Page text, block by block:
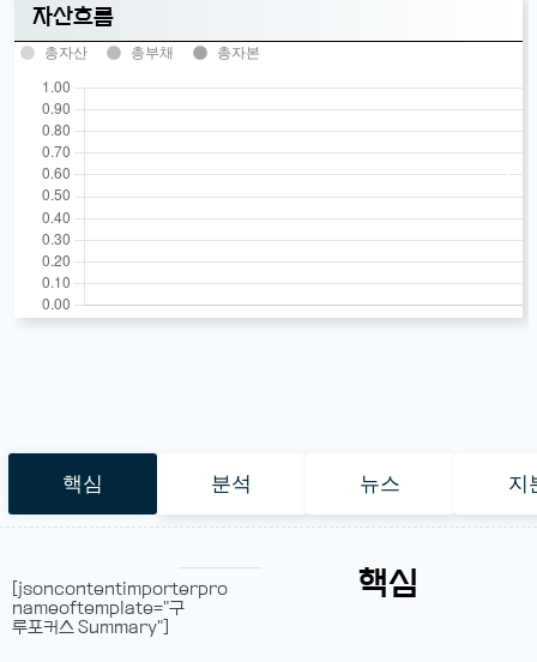
자산흐름
총자산 총부채 총자본
핵심 분석 뉴스 지
핵심
[jsoncontentimporterpro
nameoftemplate="구
루포커스 Summary"]